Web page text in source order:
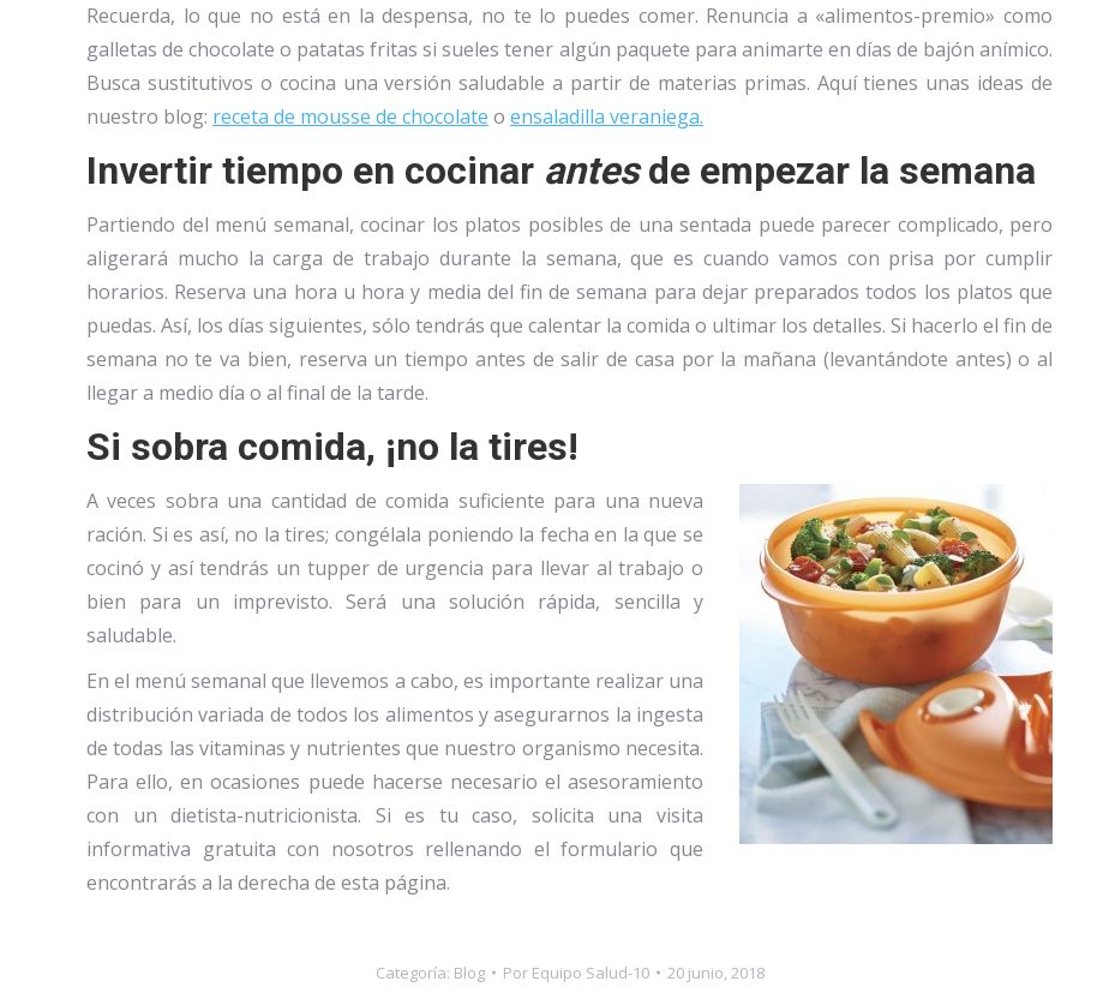
Recuerda, lo que no está en la despensa, no te lo puedes comer. Renuncia a «alimentos-premio» como
galletas de chocolate o patatas fritas si sueles tener algún paquete para animarte en días de bajón anímico.
Busca sustitutivos o cocina una versión saludable a partir de materias primas. Aquí tienes unas ideas de
nuestro blog: receta de mousse de chocolate o ensaladilla veraniega.
Invertir tiempo en cocinar antesde empezar la semana
Partiendo del menú semanal, cocinar los platos posibles de una sentada puede parecer complicado, pero
aligerará mucho la carga de trabajo durante la semana, que es cuando vamos con prisa por cumplir
horarios. Reserva una hora u hora y media del fin de semana para dejar preparados todos los platos que
puedas. Así, los días siguientes, sólo tendrás que calentar la comida o ultimar los detalles. Si hacerlo el fin de
semana no te va bien, reserva un tiempo antes de salir de casa por la mañana (levantándote antes) o al
llegar a medio día o al final de la tarde.
Si sobra comida, ¡no la tires!
A veces sobra una cantidad de comida suficiente para una nueva
ración. Si es así, no la tires; congélala poniendo la fecha en la que se
cocinó y así tendrás un tupper de urgencia para llevar al trabajo o
bien para un imprevisto. Será una solución rápida, sencilla y
saludable.
En el menú semanal que llevemos a cabo, es importante realizar una
distribución variada de todos los alimentos y asegurarnos la ingesta
de todas las vitaminas y nutrientes que nuestro organismo necesita.
Para ello, en ocasiones puede hacerse necesario el asesoramiento
con un dietista-nutricionista. Si es tu caso, solicita una visita
informativa gratuita con nosotros rellenando el formulario que
encontrarás a la derecha de esta página.
Categoría: Blog Por Equipo Salud-10 20 junio, 2018